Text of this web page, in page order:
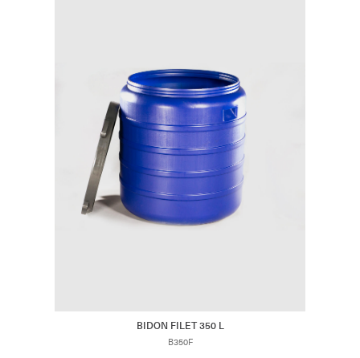
BIDON FILET 350 L
B350F